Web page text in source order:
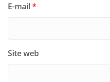
E-mail*
Site web